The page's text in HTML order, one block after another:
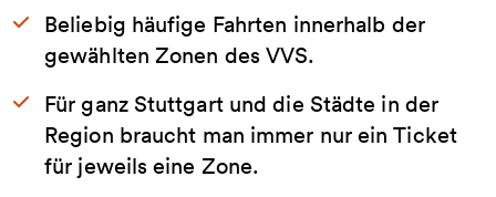
Beliebig häufige Fahrten innerhalb der
gewählten Zonen des VVS.
Für ganz Stuttgart und die Städte in der
Region braucht man immer nur ein Ticket
für jeweils eine Zone.